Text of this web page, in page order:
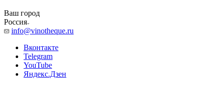
Ваш город
Россия
info@vinotheque.ru
Вконтакте
Telegram
YouTube
Яндекс.Дзен